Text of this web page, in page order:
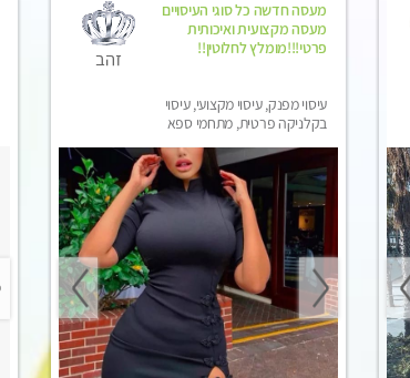
מעסה חדשה כל סוגי העיסויים
מעסה מקצועית ואיכותית
פרטי!!!מומלץ לחלוטין!!
עיסוי מפנק, עיסוי מקצועי, עיסוי
בקלניקה פרטית, מתחמי ספא
זהב